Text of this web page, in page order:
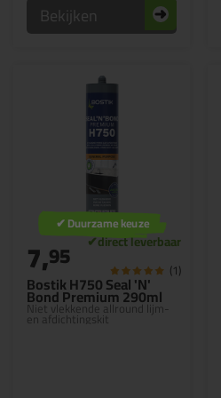
Bekijken
Bostik H750 Seal 'N'
Bond Premium 290ml
Niet vlekkende allround lijm-
en afdichtingskit
✔ Duurzame keuze
7,95 (1)